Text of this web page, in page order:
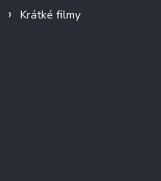
Krátké filmy